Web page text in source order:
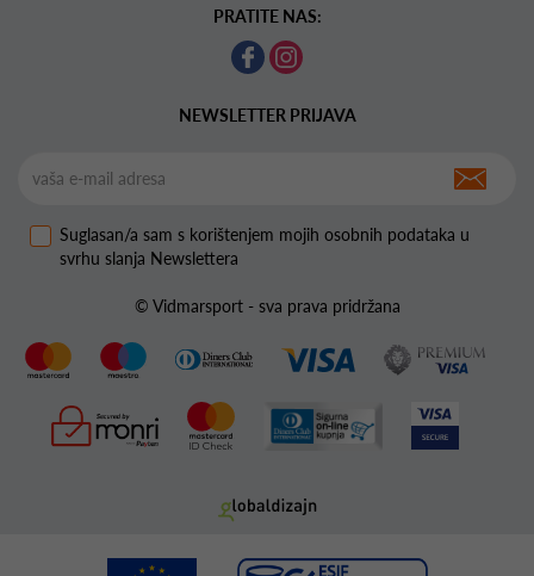
PRATITE NAS:
NEWSLETTER PRIJAVA
Suglasan/a sam s korištenjem mojih osobnih podataka u
svrhu slanja Newslettera
© Vidmarsport - sva prava pridržana